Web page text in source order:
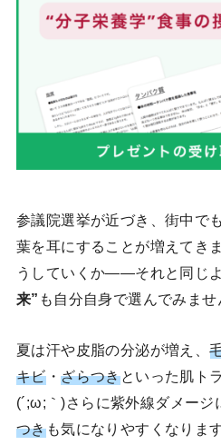
参議院選挙が近づき、街中でも
葉を耳にすることが増えてき
うしていくか——それと同じよ
来” も自分自身で選んでみませ
夏は汗や皮脂の分泌が増え、
キビ・ざらつきといった肌ト
(´;ω;｀)さらに紫外線ダメージ
つきも気になりやすくなります